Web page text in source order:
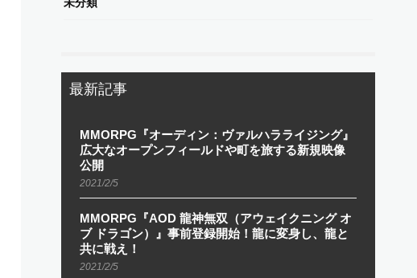
最新記事
MMORPG『オーディン：ヴァルハラライジング』
広大なオープンフィールドや町を旅する新規映像
公開
2021/2/5
MMORPG『AOD 龍神無双（アウェイクニング オ
ブ ドラゴン）』事前登録開始！龍に変身し、龍と
共に戦え！
2021/2/5